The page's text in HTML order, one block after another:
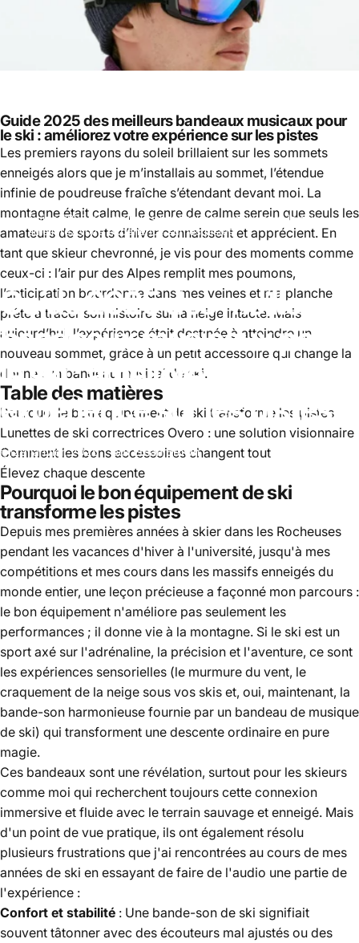
Guide 2025 des meilleurs bandeaux musicaux pour le ski :
améliorez votre expérience sur les pistes
Guide2025desmeilleurs
bandeauxmusicauxpour
leski:améliorez
votre
expériencesurlespistes
29 janvier, 2025 parEthan Brown
Guide 2025 des meilleurs bandeaux musicaux pour
le ski : améliorez votre expérience sur les pistes
Les premiers rayons du soleil brillaient sur les sommets
enneigés alors que je m’installais au sommet, l’étendue
infinie de poudreuse fraîche s’étendant devant moi. La
montagne était calme, le genre de calme serein que seuls les
amateurs de sports d’hiver connaissent et apprécient. En
tant que skieur chevronné, je vis pour des moments comme
ceux-ci : l’air pur des Alpes remplit mes poumons,
l’anticipation bourdonne dans mes veines et ma planche
prête à tracer son histoire sur la neige intacte. Mais
aujourd’hui, l’expérience était destinée à atteindre un
nouveau sommet, grâce à un petit accessoire qui change la
donne : un bandeau musical de ski.
Table des matières
Pourquoi le bon équipement de ski transforme les pistes
Lunettes de ski correctrices Overo : une solution visionnaire
Comment les bons accessoires changent tout
Élevez chaque descente
Pourquoi le bon équipement de ski
transforme les pistes
Depuis mes premières années à skier dans les Rocheuses
pendant les vacances d'hiver à l'université, jusqu'à mes
compétitions et mes cours dans les massifs enneigés du
monde entier, une leçon précieuse a façonné mon parcours :
le bon équipement n'améliore pas seulement les
performances ; il donne vie à la montagne. Si le ski est un
sport axé sur l'adrénaline, la précision et l'aventure, ce sont
les expériences sensorielles (le murmure du vent, le
craquement de la neige sous vos skis et, oui, maintenant, la
bande-son harmonieuse fournie par un bandeau de musique
de ski) qui transforment une descente ordinaire en pure
magie.
Ces bandeaux sont une révélation, surtout pour les skieurs
comme moi qui recherchent toujours cette connexion
immersive et fluide avec le terrain sauvage et enneigé. Mais
d'un point de vue pratique, ils ont également résolu
plusieurs frustrations que j'ai rencontrées au cours de mes
années de ski en essayant de faire de l'audio une partie de
l'expérience :
Confort et stabilité : Une bande-son de ski signifiait
souvent tâtonner avec des écouteurs mal ajustés ou des